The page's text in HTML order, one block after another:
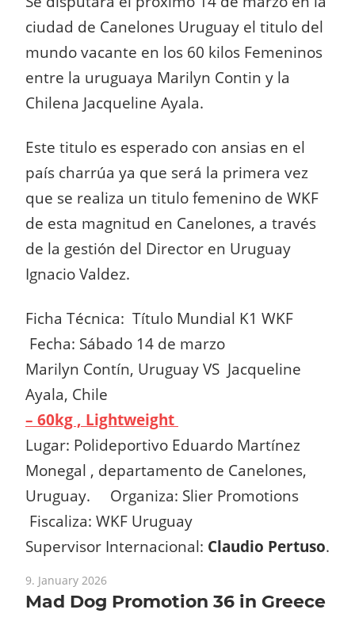
ciudad de Canelones Uruguay el titulo del
mundo vacante en los 60 kilos Femeninos
entre la uruguaya Marilyn Contin y la
Chilena Jacqueline Ayala.
Este titulo es esperado con ansias en el
país charrúa ya que será la primera vez
que se realiza un titulo femenino de WKF
de esta magnitud en Canelones, a través
de la gestión del Director en Uruguay
Ignacio Valdez.
Ficha Técnica: Título Mundial K1 WKF
Fecha: Sábado 14 de marzo
Marilyn Contín, Uruguay VS Jacqueline
Ayala, Chile
– 60kg , Lightweight
Lugar: Polideportivo Eduardo Martínez
Monegal , departamento de Canelones,
Uruguay. Organiza: Slier Promotions
Fiscaliza: WKF Uruguay
Supervisor Internacional: Claudio Pertuso.
9. January 2026
Mad Dog Promotion 36 in Greece